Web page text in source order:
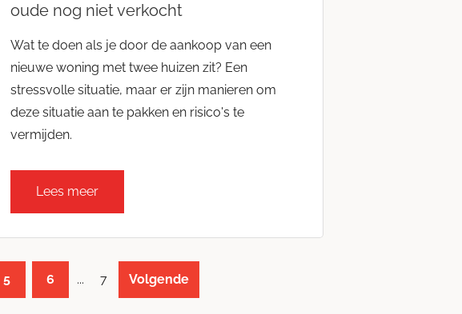
oude nog niet verkocht
Wat te doen als je door de aankoop van een
nieuwe woning met twee huizen zit? Een
stressvolle situatie, maar er zijn manieren om
deze situatie aan te pakken en risico's te
vermijden.
Lees meer
5 6 ... 7 Volgende